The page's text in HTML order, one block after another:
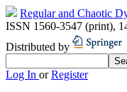
Regular and Chaotic
ISSN 1560-3547 (print),
Distributed by
Log In orRegister